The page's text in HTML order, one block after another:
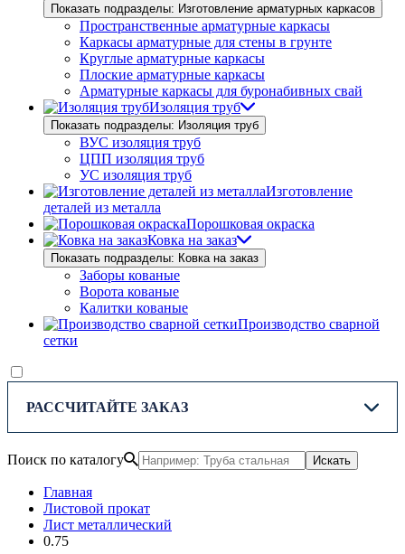
Показать подразделы: Изготовление арматурных каркасов
Пространственные арматурные каркасы
Каркасы арматурные для стены в грунте
Круглые арматурные каркасы
Плоские арматурные каркасы
Арматурные каркасы для буронабивных свай
Изоляция труб
Показать подразделы: Изоляция труб
ВУС изоляция труб
ЦПП изоляция труб
УС изоляция труб
Изготовление
деталей из металла
Порошковая окраска
Ковка на заказ
Показать подразделы: Ковка на заказ
Заборы кованые
Ворота кованые
Калитки кованые
Производство сварной
сетки
РАССЧИТАЙТЕ ЗАКАЗ
Поиск по каталогу Искать
Главная
Листовой прокат
Лист металлический
0.75